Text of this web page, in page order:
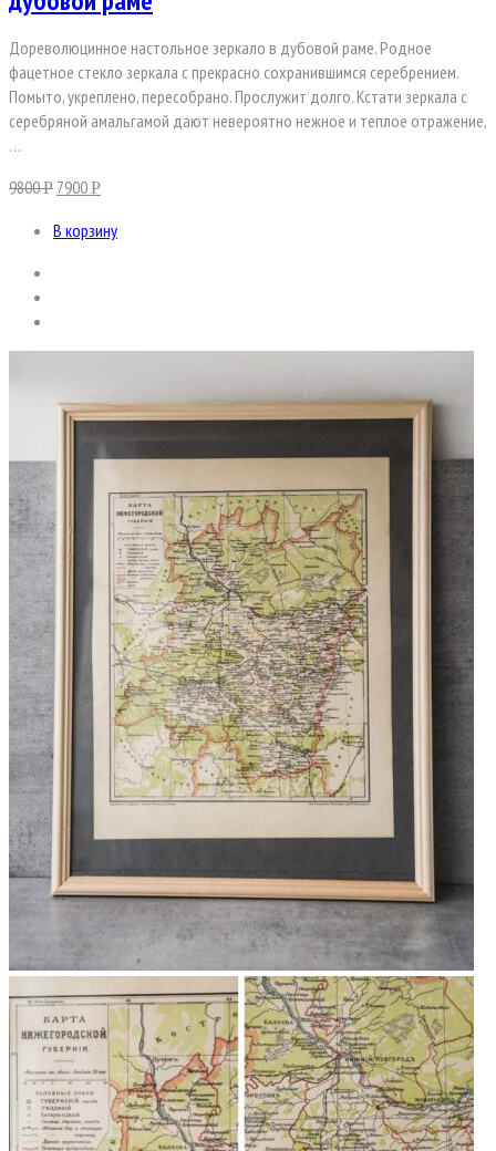
Дореволюцинное настольное зеркало в дубовой раме. Родное
фацетное стекло зеркала с прекрасно сохранившимся серебрением.
Помыто, укреплено, пересобрано. Прослужит долго. Кстати зеркала с
серебряной амальгамой дают невероятно нежное и теплое отражение,
…
9800Р 7900Р
В корзину